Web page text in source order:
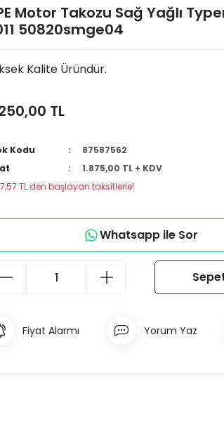
Motor Takozu Sağ Yağlı
50820smge04
Kalite Üründür.
TL
Kodu
87587562
1.875,00 TL + KDV
TL den başlayan taksitlerle!
Whatsapp ile Sor
Fiyat Alarmı Yorum Yaz